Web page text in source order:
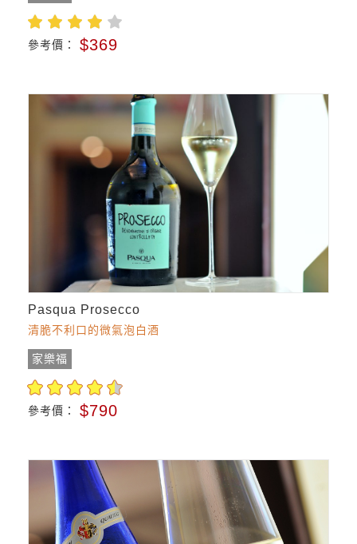
參考價： $369
Pasqua Prosecco
清脆不利口的微氣泡白酒
家樂福
參考價： $790